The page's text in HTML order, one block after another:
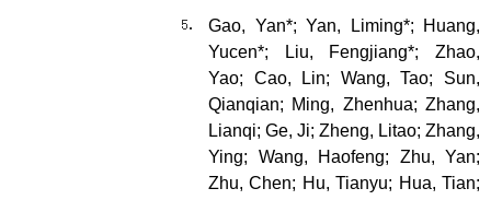
Gao, Yan*; Yan, Liming*; Huang,
Yucen*; Liu, Fengjiang*; Zhao,
Yao; Cao, Lin; Wang, Tao; Sun,
Qianqian; Ming, Zhenhua; Zhang,
Lianqi; Ge, Ji; Zheng, Litao; Zhang,
Ying; Wang, Haofeng; Zhu, Yan;
Zhu, Chen; Hu, Tianyu; Hua, Tian;